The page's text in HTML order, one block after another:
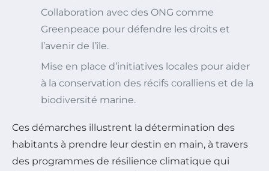
Collaboration avec des ONG comme
Greenpeace pour défendre les droits et
l’avenir de l’île.
Mise en place d’initiatives locales pour aider
à la conservation des récifs coralliens et de la
biodiversité marine.
Ces démarches illustrent la détermination des
habitants à prendre leur destin en main, à travers
des programmes de résilience climatique qui